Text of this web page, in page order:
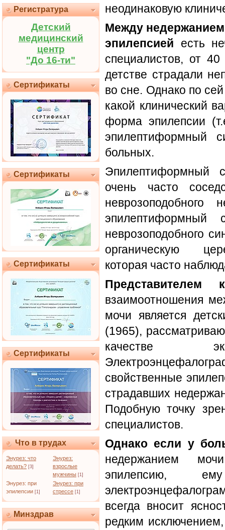
Регистратура
Детский
медицинский
центр
"До 16-ти"
Сертификаты
Сертификаты
Сертификаты
Сертификаты
Что в трудах
Энурез: что
делать? [3]
Энурез:
взрослые
мужчины [1]
Энурез: при
эпилепсии [1]
Энурез: при
стрессе [1]
Минздрав
неодинаковую
Между
эпилепсией есть
специалистов, от
детстве страдали
во сне. Однако по
какой клинический
форма эпилепсии
эпилептиформный
больных.
Эпилептиформный
очень часто
неврозоподобного
органическую
которая часто
Представителем
взаимоотношения
мочи является
(1965),
качестве
свойственные
страдавших
Подобную точку
специалистов.
Однако если у
недержанием
эпилепсию,
всегда вносит
редким